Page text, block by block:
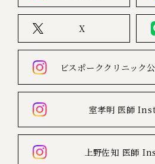
X
ビスポーククリニック
室孝明 医師
上野佐知 医師